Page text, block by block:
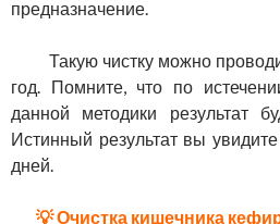
предназначение.
Такую чистку можно
год. Помните, что по
данной методики результат
Истинный результат вы
дней.
💡 Очистка кишечника